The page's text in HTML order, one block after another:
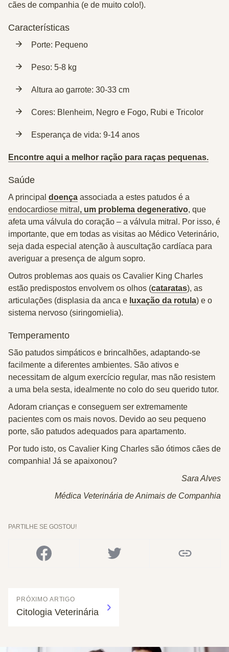
cães de companhia (e de muito colo!).
Características
Porte: Pequeno
Peso: 5-8 kg
Altura ao garrote: 30-33 cm
Cores: Blenheim, Negro e Fogo, Rubi e Tricolor
Esperança de vida: 9-14 anos
Encontre aqui a melhor ração para raças pequenas.
Saúde
A principal doença associada a estes patudos é a
endocardiose mitral , um problema degenerativo, que
afeta uma válvula do coração – a válvula mitral. Por isso, é
importante, que em todas as visitas ao Médico Veterinário,
seja dada especial atenção à auscultação cardíaca para
averiguar a presença de algum sopro.
Outros problemas aos quais os Cavalier King Charles
estão predispostos envolvem os olhos (cataratas), as
articulações (displasia da anca e luxação da rotula) e o
sistema nervoso (siringomielia).
Temperamento
São patudos simpáticos e brincalhões, adaptando-se
facilmente a diferentes ambientes. São ativos e
necessitam de algum exercício regular, mas não resistem
a uma bela sesta, idealmente no colo do seu querido tutor.
Adoram crianças e conseguem ser extremamente
pacientes com os mais novos. Devido ao seu pequeno
porte, são patudos adequados para apartamento.
Por tudo isto, os Cavalier King Charles são ótimos cães de
companhia! Já se apaixonou?
Sara Alves
Médica Veterinária de Animais de Companhia
PARTILHE SE GOSTOU!
PRÓXIMO ARTIGO
Citologia Veterinária